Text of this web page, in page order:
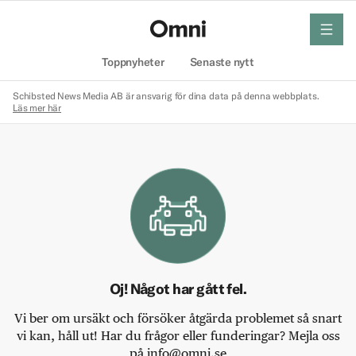
Toppnyheter Senaste nytt
meny
Schibsted News Media AB är ansvarig för dina data på denna webbplats.
Läs mer här
Oj! Något har gått fel.
Vi ber om ursäkt och försöker åtgärda problemet så snart
vi kan, håll ut! Har du frågor eller funderingar? Mejla oss